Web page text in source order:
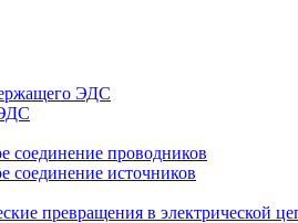
ЭДС
соединение проводников
соединение источников
превращения в электрической